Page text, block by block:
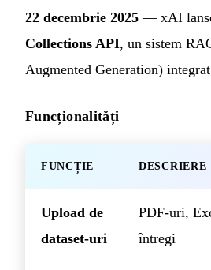
22 decembrie 2025 — xAI
Collections API, un sistem
Augmented Generation)
Funcționalități
FUNCȚIE DESCRIERE
Upload de
dataset-uri
PDF-uri,
întregi